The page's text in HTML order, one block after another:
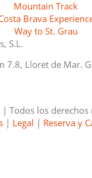
Mountain Track
Brava
Way to St. Grau
S.L.
7.8, Lloret de Mar.
Todos los derechos
| Legal | Reserva y